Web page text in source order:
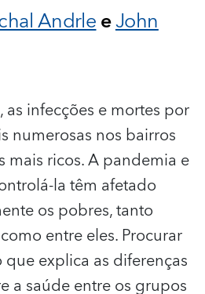
AndrleeJohn
infecções e mortes por
numerosas nos bairros
ricos. A pandemia e
la têm afetado
os pobres, tanto
entre eles. Procurar
explica as diferenças
a saúde entre os grupos